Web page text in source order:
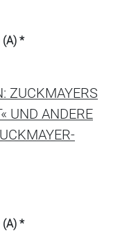
(A) *
ZUCKMAYERS
UND ANDERE
(A) *